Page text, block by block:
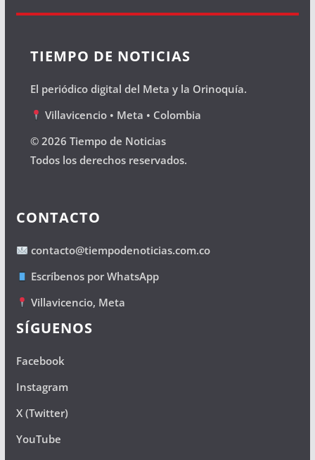
TIEMPO DE NOTICIAS
El periódico digital del Meta y la Orinoquía.
Villavicencio • Meta • Colombia
© 2026 Tiempo de Noticias
Todos los derechos reservados.
CONTACTO
contacto@tiempodenoticias.com.co
Escríbenos por WhatsApp
Villavicencio, Meta
SÍGUENOS
Facebook
Instagram
X (Twitter)
YouTube